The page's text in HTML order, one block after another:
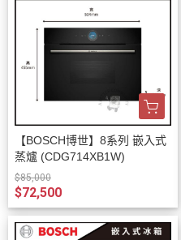
【BOSCH博世】8系列 嵌入式
蒸爐 (CDG714XB1W)
$85,000
$72,500